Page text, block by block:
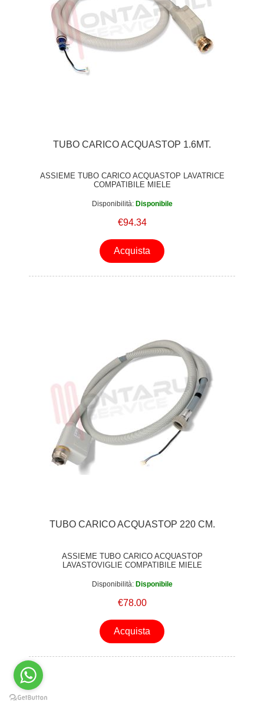
TUBO CARICO ACQUASTOP 1.6MT.
ASSIEME TUBO CARICO ACQUASTOP LAVATRICE
COMPATIBILE MIELE
Disponibilità: Disponibile
€94.34
Acquista
TUBO CARICO ACQUASTOP 220 CM.
ASSIEME TUBO CARICO ACQUASTOP
LAVASTOVIGLIE COMPATIBILE MIELE
Disponibilità: Disponibile
€78.00
Acquista